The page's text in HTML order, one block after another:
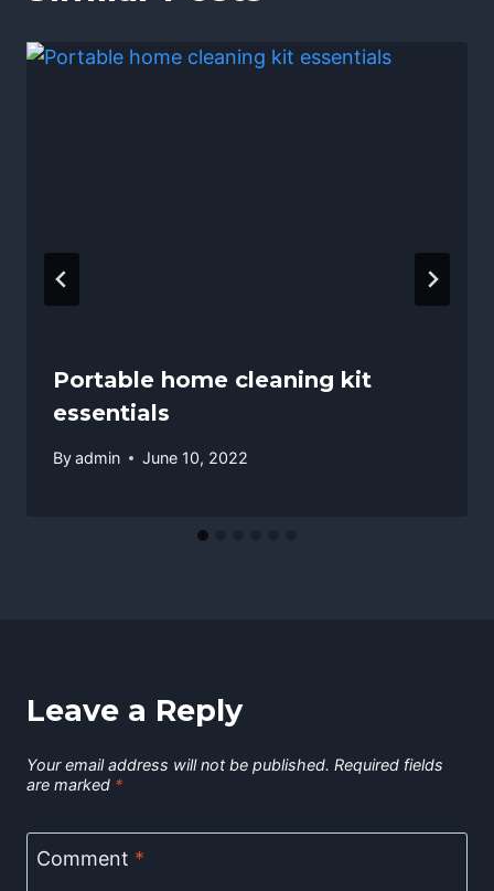
Portable home cleaning kit
essentials
Byadmin June 10, 2022
Leave a Reply
Your email address will not be published. Required fields
are marked *
Comment *